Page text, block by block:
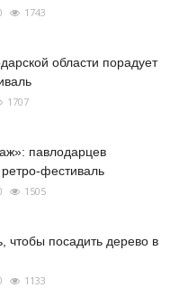
1743
области порадует
1707
павлодарцев
фестиваль
1505
чтобы посадить дерево в
1133